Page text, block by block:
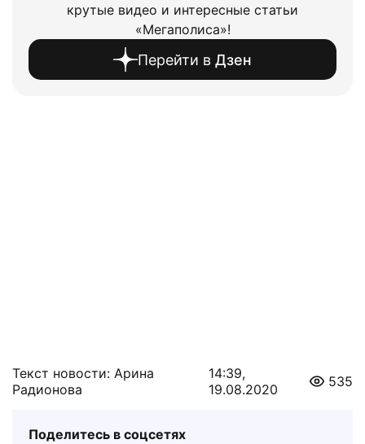
крутые видео и интересные статьи
«Мегаполиса»!
Перейти в Дзен
Текст новости: Арина
Радионова
14:39,
19.08.2020
535
Поделитесь в соцсетях